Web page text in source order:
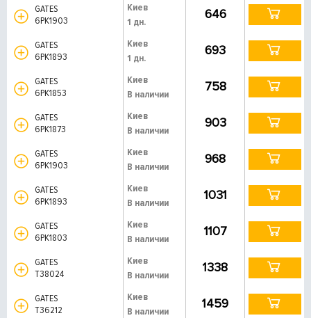
GATES
6PK1903
Киев
1 дн.
646
GATES
6PK1893
Киев
1 дн.
693
GATES
6PK1853
Киев
В наличии
758
GATES
6PK1873
Киев
В наличии
903
GATES
6PK1903
Киев
В наличии
968
GATES
6PK1893
Киев
В наличии
1031
GATES
6PK1803
Киев
В наличии
1107
GATES
T38024
Киев
В наличии
1338
GATES
T36212
Киев
В наличии
1459